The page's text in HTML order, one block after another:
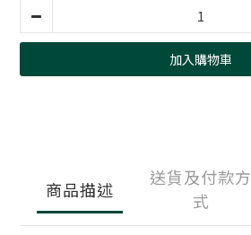
加入購物車
商品描述
送貨及付款方
式